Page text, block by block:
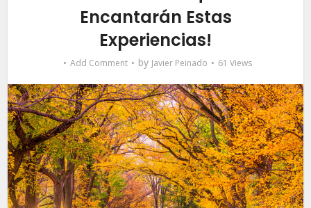
Encantarán Estas
Experiencias!
Add Comment by Javier Peinado 61 Views